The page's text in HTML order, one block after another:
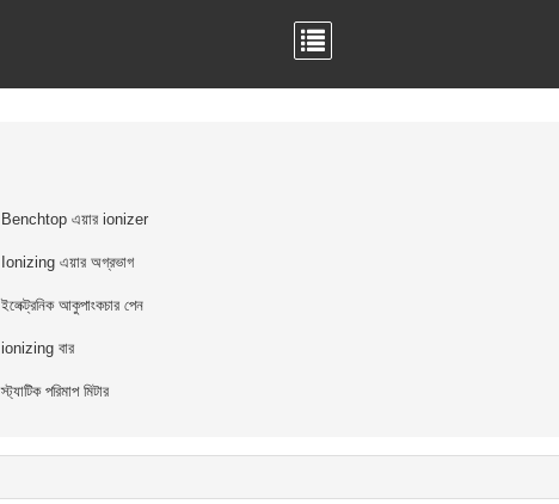
Benchtop এয়ার ionizer
Ionizing এয়ার অগ্রভাগ
ইলেক্ট্রনিক আকুপাংকচার পেন
ionizing বার
স্ট্যাটিক পরিমাপ মিটার